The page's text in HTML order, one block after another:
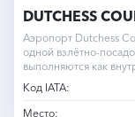
DUTCHESS
Аэропорт Dutchess
одной взлётно-
выполняются как
Код IATA:
Место: